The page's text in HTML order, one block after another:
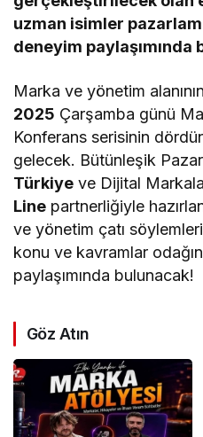
uzman isimler
deneyim paylaşımında
Marka ve yönetim
2025 Çarşamba günü
Konferans serisinin
gelecek. Bütünleşik
Türkiye ve Dijital
Line partnerliğiyle
ve yönetim çatı
konu ve kavramlar
paylaşımında bulunacak!
Göz Atın